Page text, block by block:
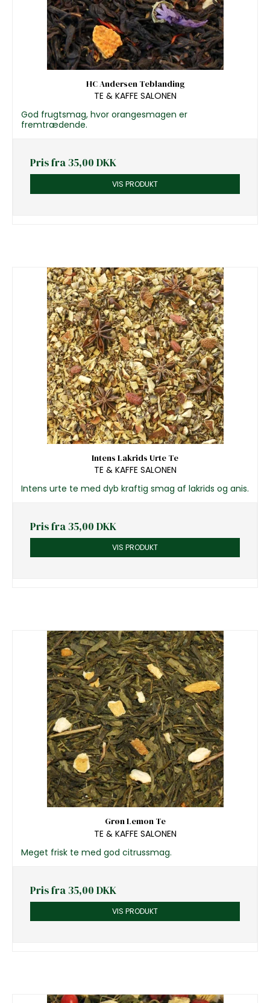
HC Andersen Teblanding
TE & KAFFE SALONEN
God frugtsmag, hvor orangesmagen er
fremtrædende.
Pris fra35,00 DKK
VIS PRODUKT
Intens Lakrids Urte Te
TE & KAFFE SALONEN
Intens urte te med dyb kraftig smag af lakrids og anis.
Pris fra35,00 DKK
VIS PRODUKT
Grøn Lemon Te
TE & KAFFE SALONEN
Meget frisk te med god citrussmag.
Pris fra35,00 DKK
VIS PRODUKT